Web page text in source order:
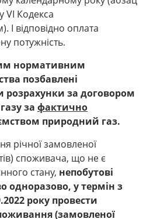
VI Кодекса
І відповідно оплата
потужність.
нормативним
позбавлені
розрахунки за договором
за фактично
природний газ.
річної замовленої
споживача, що не є
стану, непобутові
одноразово, у термін з
року провести
(замовленої